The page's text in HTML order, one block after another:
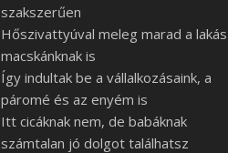
szakszerűen
Hőszivattyúval meleg marad a
macskánknak is
Így indultak be a vállalkozásaink, a
páromé és az enyém is
Itt cicáknak nem, de babáknak
számtalan jó dolgot találhatsz